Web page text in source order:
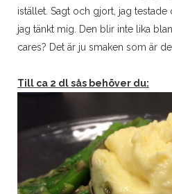
istället. Sagt och gjort, jag
jag tänkt mig. Den blir inte lika
cares? Det är ju smaken som är
Till ca 2 dl sås behöver du: